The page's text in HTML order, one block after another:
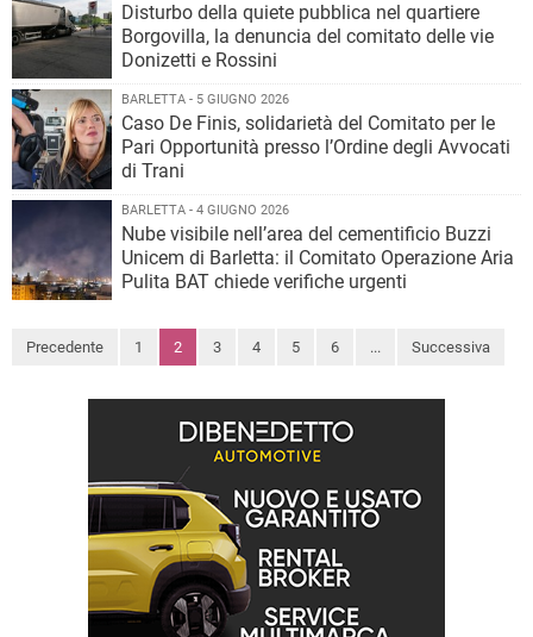
Disturbo della quiete pubblica nel quartiere
Borgovilla, la denuncia del comitato delle vie
Donizetti e Rossini
BARLETTA - 5 GIUGNO 2026
Caso De Finis, solidarietà del Comitato per le
Pari Opportunità presso l’Ordine degli Avvocati
di Trani
BARLETTA - 4 GIUGNO 2026
Nube visibile nell’area del cementificio Buzzi
Unicem di Barletta: il Comitato Operazione Aria
Pulita BAT chiede verifiche urgenti
Precedente 1 2 3 4 5 6 ... Successiva